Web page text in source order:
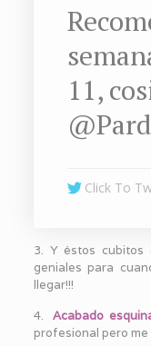
11,
Click To
3. Y éstos cubitos
geniales para
llegar!!!
4.Acabado
profesional pero